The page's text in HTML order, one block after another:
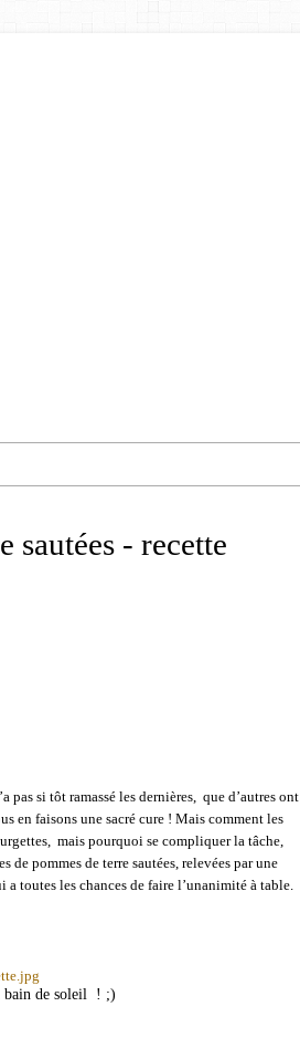
sautées - recette
pas si tôt ramassé les dernières, que d’autres ont
en faisons une sacré cure ! Mais comment les
mais pourquoi se compliquer la tâche,
de pommes de terre sautées, relevées par une
toutes les chances de faire l’unanimité à table.
bain de soleil ! ;)